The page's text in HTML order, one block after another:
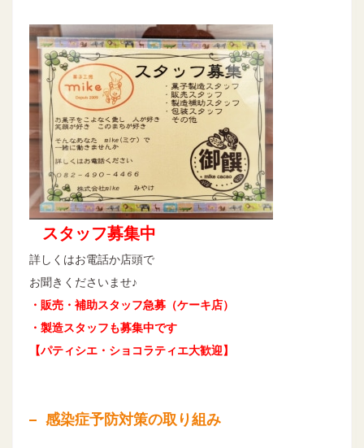
スタッフ募集中
詳しくはお電話か店頭で
お聞きくださいませ♪
・販売・補助スタッフ急募（ケーキ店）
・製造スタッフも募集中です
【パティシエ・ショコラティエ大歓迎】
感染症予防対策の取り組み